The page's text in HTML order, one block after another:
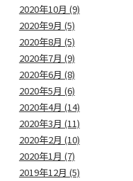
2020年10月 (9)
2020年9月 (5)
2020年8月 (5)
2020年7月 (9)
2020年6月 (8)
2020年5月 (6)
2020年4月 (14)
2020年3月 (11)
2020年2月 (10)
2020年1月 (7)
2019年12月 (5)